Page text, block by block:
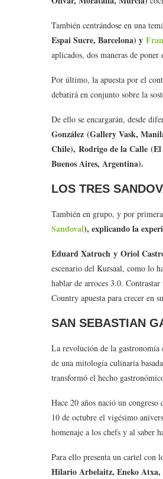
También centrándose en una
Espai Sucre, Barcelona) y
aplicados, dos maneras de
Por último, la apuesta por el
debatirá en conjunto sobre la
De ello se encargarán, desde
González (Gallery Vask,
Chile), Rodrigo de la Calle
Buenos Aires, Argentina).
LOS TRES
También en grupo, y por
Sandoval), explicando la
Eduard Xatruch y Oriol
escenario del Kursaal, como lo
hablar de arroces 3.0.
Country apuesta para crecer en
SAN SEBASTIAN
La revolución de la gastronomía
de una mitología culinaria
transformó el hecho
Hace 20 años nació un
10 de octubre el vigésimo
homenaje a los chefs y al saber
Para ello presenta un cartel con
Hilario Arbelaitz, Eneko Atxa,